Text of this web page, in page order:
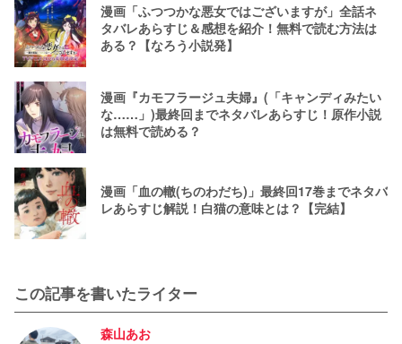
漫画「ふつつかな悪女ではございますが」全話ネ
タバレあらすじ＆感想を紹介！無料で読む方法は
ある？【なろう小説発】
漫画『カモフラージュ夫婦』(「キャンディみたい
な……」)最終回までネタバレあらすじ！原作小説
は無料で読める？
漫画「血の轍(ちのわだち)」最終回17巻までネタバ
レあらすじ解説！白猫の意味とは？【完結】
この記事を書いたライター
森山あお